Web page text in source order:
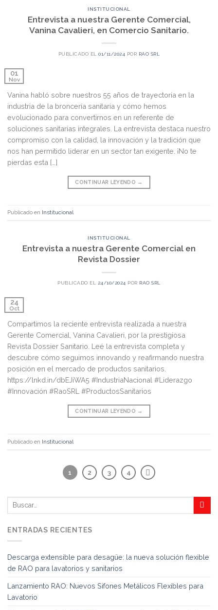
INSTITUCIONAL
Entrevista a nuestra Gerente Comercial,
Vanina Cavalieri, en Comercio Sanitario.
PUBLICADO EL01/11/2024 POR RAO SRL
01
Nov
Vanina habló sobre nuestros 55 años de trayectoria en la
industria de la broncería sanitaria y cómo hemos
evolucionado para convertirnos en un referente de
soluciones sanitarias integrales. La entrevista destaca nuestro
compromiso con la calidad, la innovación y la tradición que
nos han permitido liderar en un sector tan exigente. ¡No te
pierdas esta […]
CONTINUAR LEYENDO →
Publicado en Institucional
INSTITUCIONAL
Entrevista a nuestra Gerente Comercial en
Revista Dossier
PUBLICADO EL 24/10/2024 POR RAO SRL
24
Oct
Compartimos la reciente entrevista realizada a nuestra
Gerente Comercial, Vanina Cavalieri, por la prestigiosa
Revista Dossier Sanitario. Leé la entrevista completa y
descubre cómo seguimos innovando y reafirmando nuestra
posición en el mercado de productos sanitarios.
https://lnkd.in/dbEJiWA5 #IndustriaNacional #Liderazgo
#Innovación #RaoSRL #ProductosSanitarios
CONTINUAR LEYENDO →
Publicado en Institucional
1 2 3 4
ENTRADAS RECIENTES
Descarga extensible para desagüe: la nueva solución flexible
de RAO para lavatorios y sanitarios
Lanzamiento RAO: Nuevos Sifones Metálicos Flexibles para
Lavatorio